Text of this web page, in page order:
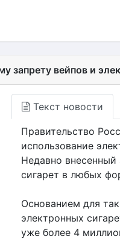
запрету вейпов и
Текст новости
Правительство
использование
Недавно внесенный
сигарет в любых
Основанием для
электронных
уже более 4